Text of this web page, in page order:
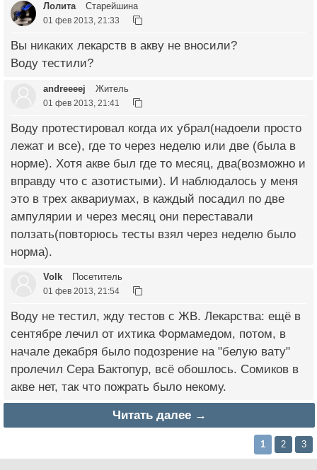
Лолита Старейшина
01 фев 2013, 21:33
Вы никаких лекарств в акву не вносили?
Воду тестили?
andreeeej Житель
01 фев 2013, 21:41
Воду протестировал когда их убрал(надоели просто
лежат и все), где то через неделю или две (была в
норме). Хотя акве был где то месяц, два(возможно и
вправду что с азотистыми). И наблюдалось у меня
это в трех аквариумах, в каждый посадил по две
ампулярии и через месяц они переставали
ползать(повторюсь тесты взял через неделю было
норма).
Volk Посетитель
01 фев 2013, 21:54
Воду не тестил, жду тестов с ЖВ. Лекарства: ещё в
сентябре лечил от ихтика Формамедом, потом, в
начале декабря было подозрение на "белую вату"
пролечил Сера Бактопур, всё обошлось. Сомиков в
акве нет, так что пожрать было некому.
Читать далее →
1 2 3